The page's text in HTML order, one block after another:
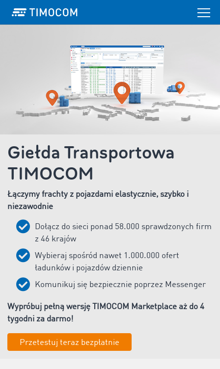
Giełda Transportowa
TIMOCOM
Łączymy frachty z pojazdami elastycznie, szybko i
niezawodnie
Dołącz do sieci ponad 58.000 sprawdzonych firm
z 46 krajów
Wybieraj spośród nawet 1 .000.000 ofert
ładunków i pojazdów dziennie
Komunikuj się bezpiecznie poprzez Messenger
Wypróbuj pełną wersję TIMOCOM Marketplace aż do 4
tygodni za darmo!
Przetestuj teraz bezpłatnie